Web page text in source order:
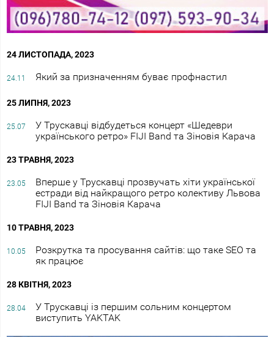
24 ЛИСТОПАДА, 2023
24.11 Який за призначенням буває профнастил
25 ЛИПНЯ, 2023
25.07
У Трускавці відбудеться концерт «Шедеври
українського ретро» FIJI Band та Зіновія Карача
23 ТРАВНЯ, 2023
23.05
Вперше у Трускавці прозвучать хіти української
естради від найкращого ретро колективу Львова
FIJI Band та Зіновія Карача
10 ТРАВНЯ, 2023
10.05
Розкрутка та просування сайтів: що таке SEO та
як працює
28 КВІТНЯ, 2023
28.04
У Трускавці із першим сольним концертом
виступить YAKTAK